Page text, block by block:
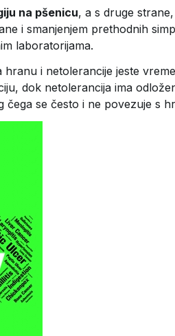
na pšenicu, a s druge
i smanjenjem prethodnih
laboratorijama.
hranu i netolerancije jeste
dok netolerancija ima
čega se često i ne povezuje s